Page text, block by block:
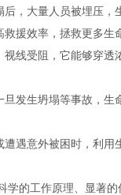
大量人员被埋压，
援效率，拯救更多生
受阻，它能够穿透
生坍塌等事故，生
意外被困时，利用
工作原理、显著的